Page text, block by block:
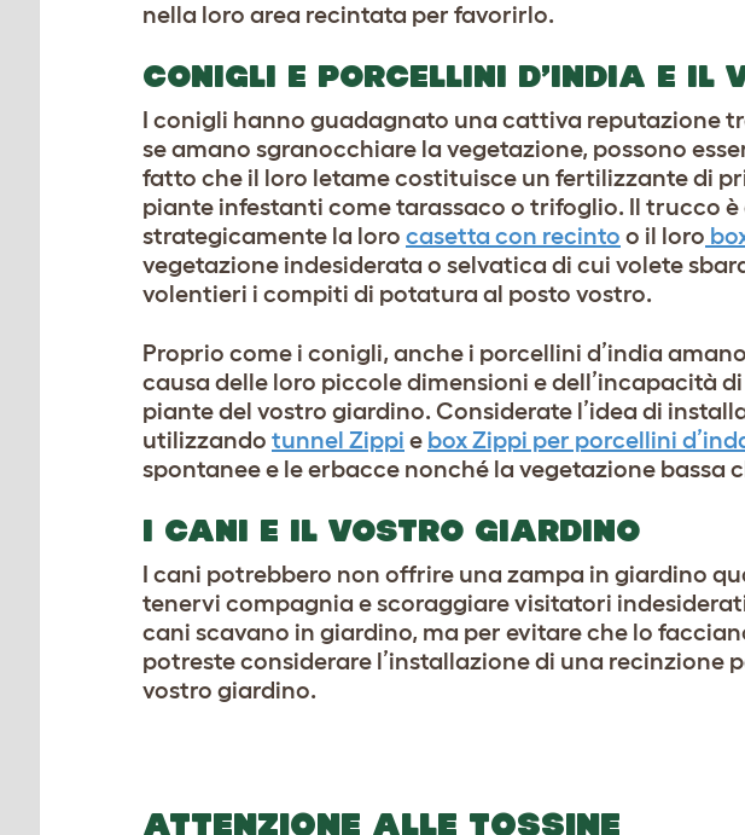
nella loro area recintata per favorirlo.
CONIGLI E PORCELLINI D’INDIA E IL
I conigli hanno guadagnato una cattiva reputazione
se amano sgranocchiare la vegetazione, possono
fatto che il loro letame costituisce un fertilizzante di
piante infestanti come tarassaco o trifoglio. Il trucco
strategicamente la loro casetta con recinto o il loro
vegetazione indesiderata o selvatica di cui volete
volentieri i compiti di potatura al posto vostro.
Proprio come i conigli, anche i porcellini d’india
causa delle loro piccole dimensioni e dell’incapacità
piante del vostro giardino. Considerate l’idea di
utilizzando tunnel Zippi e box Zippi per porcellini
spontanee e le erbacce nonché la vegetazione bassa
I CANI E IL VOSTRO GIARDINO
I cani potrebbero non offrire una zampa in giardino
tenervi compagnia e scoraggiare visitatori
cani scavano in giardino, ma per evitare che lo
potreste considerare l’installazione di una recinzione
vostro giardino.
ATTENZIONE ALLE TOSSINE